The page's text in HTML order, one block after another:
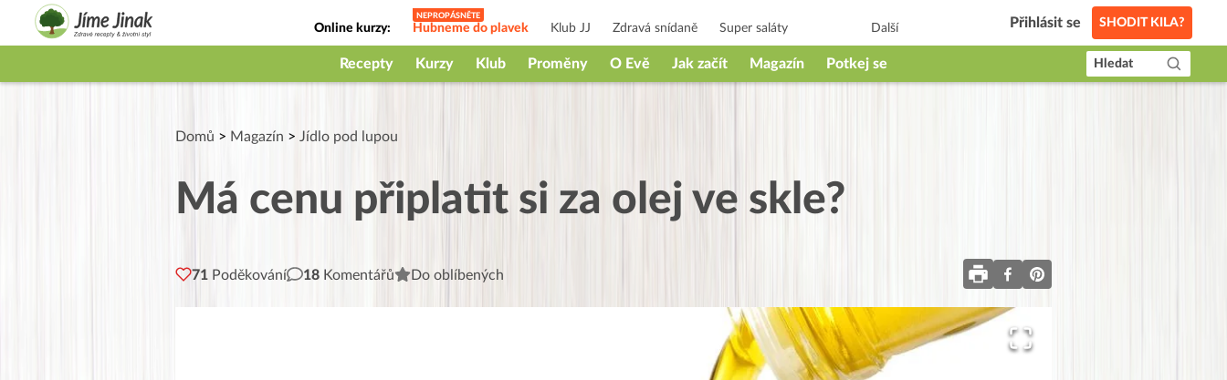
Online kurzy: Hubneme do plavek Klub JJ Zdravá snídaně Super saláty
Jak na babičky
Další Přihlásit se SHODIT KILA?
Recepty Kurzy Klub Proměny O Evě Jak začít Magazín Potkej se Hledat
Domů > Magazín > Jídlo pod lupou
Má cenu připlatit si za olej ve skle?
71 Poděkování 18 Komentářů Do oblíbených